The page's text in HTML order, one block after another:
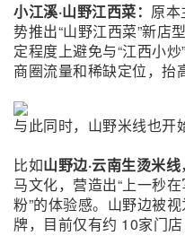
小江溪·山野江西菜： 原
势推出“山野江西菜”新店
定程度上避免与“江西小
商圈流量和稀缺定位，抬
与此同时，山野米线也开
比如山野边·云南生烫米线
马文化，营造出“上一秒
粉”的体验感。山野边被
牌，目前仅有约 10家门